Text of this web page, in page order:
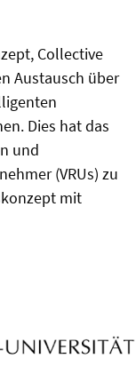
Collective
Austausch über
Dies hat das
und
(VRUs) zu
mit